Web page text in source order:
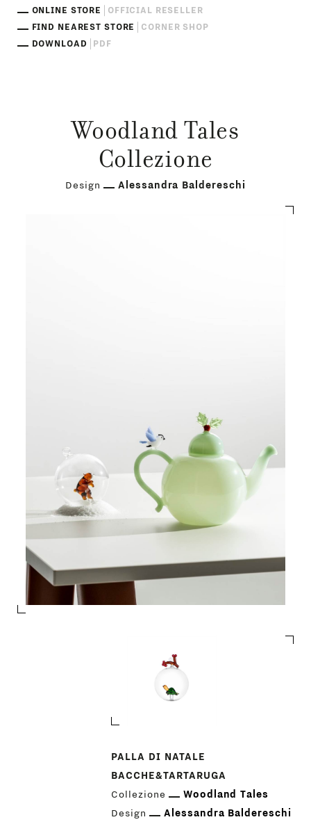
DESIGNER
NEWS
ONLINE STORE
OFFICIAL RESELLER
FIND NEAREST STORE
CORNER SHOP
DOWNLOAD
PDF
Woodland Tales
Collezione
Design Alessandra Baldereschi
PALLA DI NATALE
BACCHE&TARTARUGA
Collezione
Woodland Tales
Design
Alessandra Baldereschi